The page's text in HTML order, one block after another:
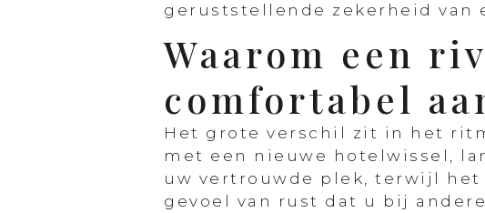
geruststellende zekerheid van
Waarom een
comfortabel
Het grote verschil zit in het
met een nieuwe hotelwissel,
uw vertrouwde plek, terwijl
gevoel van rust dat u bij